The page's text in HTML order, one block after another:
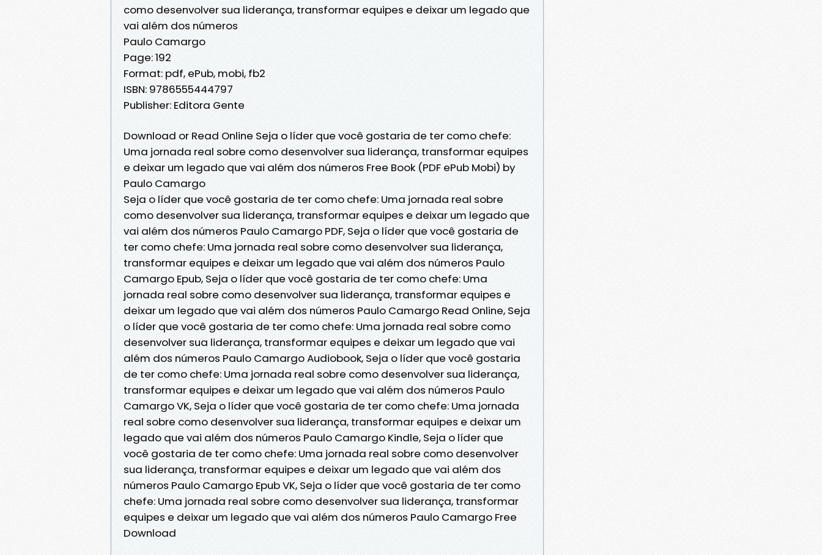
como desenvolver sua liderança, transformar equipes e deixar um legado que
vai além dos números
Paulo Camargo
Page: 192
Format: pdf, ePub, mobi, fb2
ISBN: 9786555444797
Publisher: Editora Gente
Download or Read Online Seja o líder que você gostaria de ter como chefe:
Uma jornada real sobre como desenvolver sua liderança, transformar equipes
e deixar um legado que vai além dos números Free Book (PDF ePub Mobi) by
Paulo Camargo
Seja o líder que você gostaria de ter como chefe: Uma jornada real sobre
como desenvolver sua liderança, transformar equipes e deixar um legado que
vai além dos números Paulo Camargo PDF, Seja o líder que você gostaria de
ter como chefe: Uma jornada real sobre como desenvolver sua liderança,
transformar equipes e deixar um legado que vai além dos números Paulo
Camargo Epub, Seja o líder que você gostaria de ter como chefe: Uma
jornada real sobre como desenvolver sua liderança, transformar equipes e
deixar um legado que vai além dos números Paulo Camargo Read Online, Seja
o líder que você gostaria de ter como chefe: Uma jornada real sobre como
desenvolver sua liderança, transformar equipes e deixar um legado que vai
além dos números Paulo Camargo Audiobook, Seja o líder que você gostaria
de ter como chefe: Uma jornada real sobre como desenvolver sua liderança,
transformar equipes e deixar um legado que vai além dos números Paulo
Camargo VK, Seja o líder que você gostaria de ter como chefe: Uma jornada
real sobre como desenvolver sua liderança, transformar equipes e deixar um
legado que vai além dos números Paulo Camargo Kindle, Seja o líder que
você gostaria de ter como chefe: Uma jornada real sobre como desenvolver
sua liderança, transformar equipes e deixar um legado que vai além dos
números Paulo Camargo Epub VK, Seja o líder que você gostaria de ter como
chefe: Uma jornada real sobre como desenvolver sua liderança, transformar
equipes e deixar um legado que vai além dos números Paulo Camargo Free
Download